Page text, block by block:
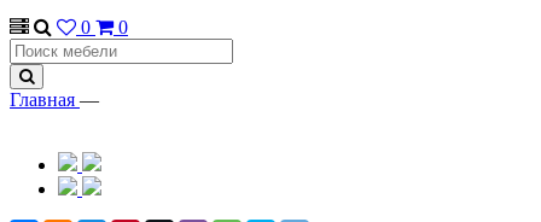
0
0
Главная —